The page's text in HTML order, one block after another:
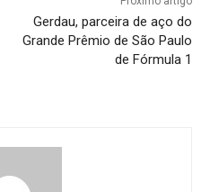
Gerdau, parceira de aço do
Grande Prêmio de São Paulo
de Fórmula 1